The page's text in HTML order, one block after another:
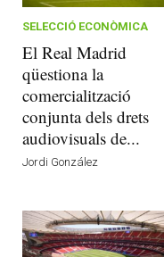
SELECCIÓ ECONÒMICA
El Real Madrid
qüestiona la
comercialització
conjunta dels drets
audiovisuals de...
Jordi González